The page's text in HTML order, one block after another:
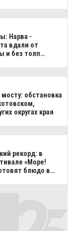
Нарва -
вдали от
и без толп
обстановка
округах края
рекорд: в
«Море!
блюдо в